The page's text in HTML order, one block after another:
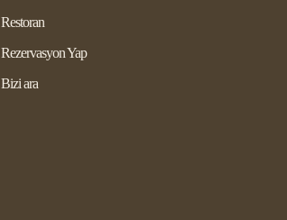
Restoran
Rezervasyon Yap
Bizi ara